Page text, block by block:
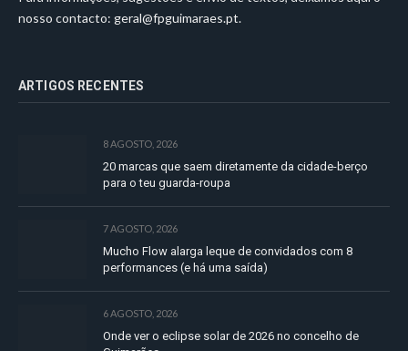
nosso contacto: geral@fpguimaraes.pt.
ARTIGOS RECENTES
8 AGOSTO, 2026
20 marcas que saem diretamente da cidade-berço
para o teu guarda-roupa
7 AGOSTO, 2026
Mucho Flow alarga leque de convidados com 8
performances (e há uma saída)
6 AGOSTO, 2026
Onde ver o eclipse solar de 2026 no concelho de